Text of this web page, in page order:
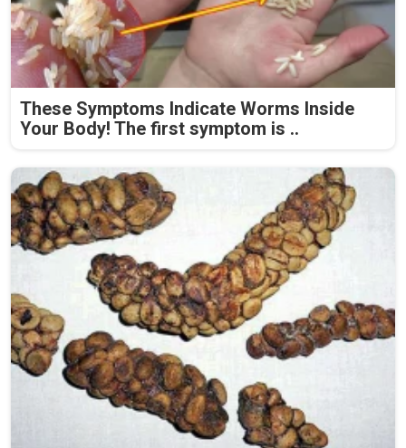
These Symptoms Indicate Worms Inside
Your Body! The first symptom is ..